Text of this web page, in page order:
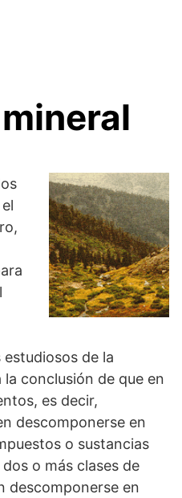
de la
conclusión de que en
es decir,
descomponerse en
o sustancias
o más clases de
descomponerse en